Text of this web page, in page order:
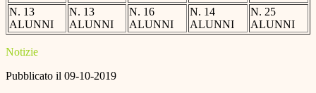
N. 13
ALUNNI
N. 13
ALUNNI
N. 16
ALUNNI
N. 14
ALUNNI
N. 25
ALUNNI
Notizie
Pubblicato il 09-10-2019